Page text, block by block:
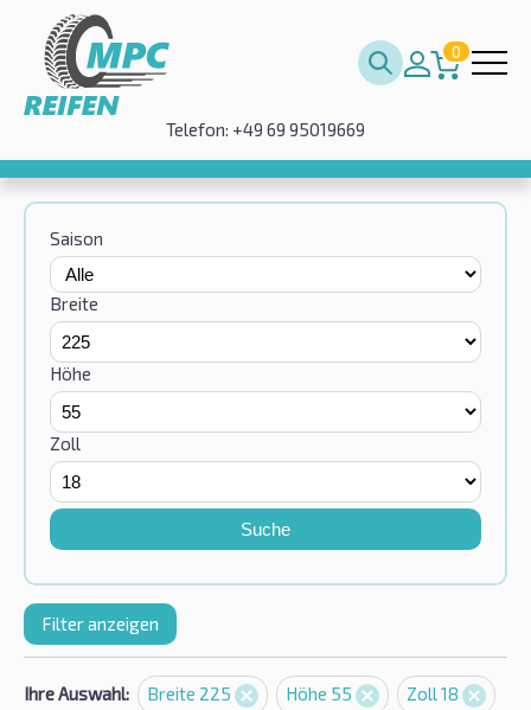
0
Telefon: +49 69 95019669
Saison
Breite
Höhe
Zoll
Suche
Filter anzeigen
Ihre Auswahl: Breite 225 Höhe 55 Zoll 18